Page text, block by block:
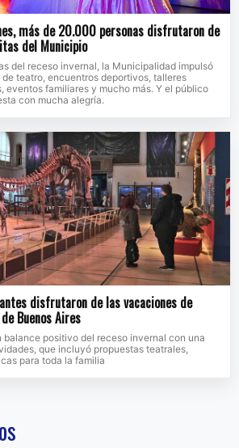
más de 20.000 personas disfrutaron de
del Municipio
del receso invernal, la Municipalidad impulsó
teatro, encuentros deportivos, talleres
eventos familiares y mucho más. Y el público
con mucha alegría.
disfrutaron de las vacaciones de
Buenos Aires
balance positivo del receso invernal con una
que incluyó propuestas teatrales,
para toda la familia